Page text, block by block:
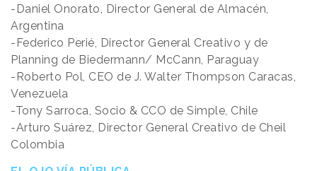
-Daniel Onorato, Director General de Almacén,
Argentina
-Federico Perié, Director General Creativo y de
Planning de Biedermann/ McCann, Paraguay
-Roberto Pol, CEO de J. Walter Thompson Caracas,
Venezuela
-Tony Sarroca, Socio & CCO de Simple, Chile
-Arturo Suárez, Director General Creativo de Cheil
Colombia